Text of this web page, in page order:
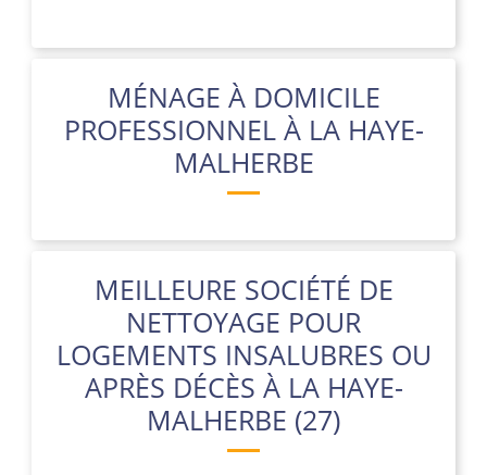
MÉNAGE À DOMICILE
PROFESSIONNEL À LA HAYE-
MALHERBE
MEILLEURE SOCIÉTÉ DE
NETTOYAGE POUR
LOGEMENTS INSALUBRES OU
APRÈS DÉCÈS À LA HAYE-
MALHERBE (27)